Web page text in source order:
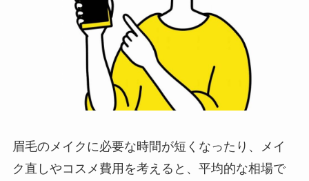
眉毛のメイクに必要な時間が短くなったり、メイ
ク直しやコスメ費用を考えると、平均的な相場で